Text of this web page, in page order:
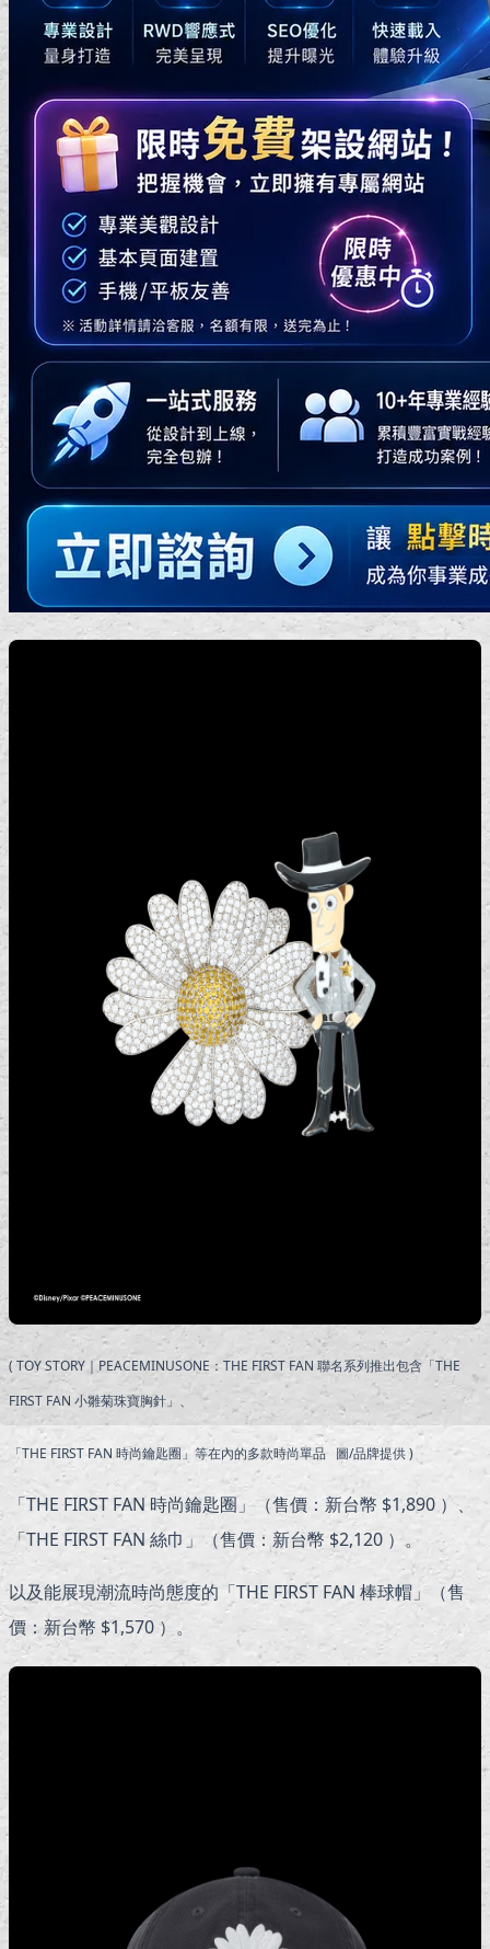
( TOY STORY｜PEACEMINUSONE：THE FIRST FAN 聯名系列推出包含「THE
FIRST FAN 小雛菊珠寶胸針」、
「THE FIRST FAN 時尚鑰匙圈」等在內的多款時尚單品 圖/品牌提供 )
「THE FIRST FAN 時尚鑰匙圈」（售價：新台幣 $1,890 ）、
「THE FIRST FAN 絲巾」（售價：新台幣 $2,120 ）。
以及能展現潮流時尚態度的「THE FIRST FAN 棒球帽」（售
價：新台幣 $1,570 ）。